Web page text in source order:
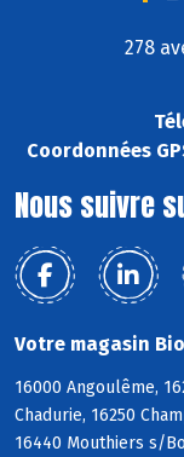
278
Coordonnées
Nous suivre
Votre magasin
16000 Angoulême,
Chadurie, 16250
16440 Mouthiers s/